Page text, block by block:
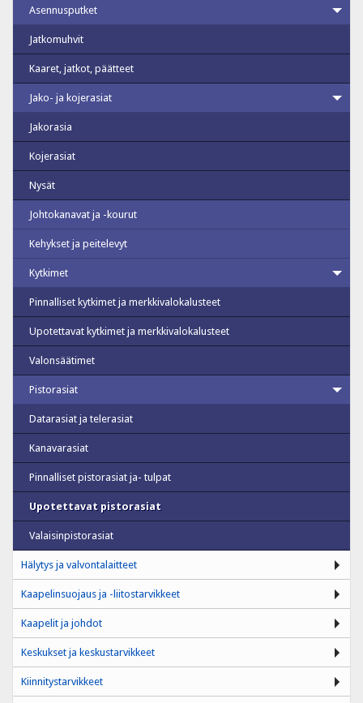
Asennusputket
Jatkomuhvit
Kaaret, jatkot, päätteet
Jako- ja kojerasiat
Jakorasia
Kojerasiat
Nysät
Johtokanavat ja -kourut
Kehykset ja peitelevyt
Kytkimet
Pinnalliset kytkimet ja merkkivalokalusteet
Upotettavat kytkimet ja merkkivalokalusteet
Valonsäätimet
Pistorasiat
Datarasiat ja telerasiat
Kanavarasiat
Pinnalliset pistorasiat ja- tulpat
Upotettavat pistorasiat
Valaisinpistorasiat
Hälytys ja valvontalaitteet
Kaapelinsuojaus ja -liitostarvikkeet
Kaapelit ja johdot
Keskukset ja keskustarvikkeet
Kiinnitystarvikkeet